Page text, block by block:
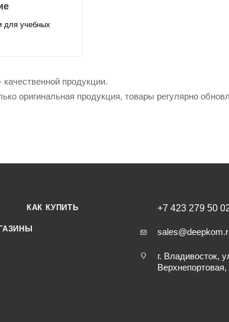
для учебных
качественной продукции.
оригинальная продукция, товары регулярно
КАК КУПИТЬ +7 423 279 50
г. Владивосток,